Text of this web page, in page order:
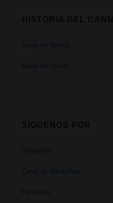
Linea del tiempo
Mapa del mundo
Instagram
Canal de WhatsApp
Facebook